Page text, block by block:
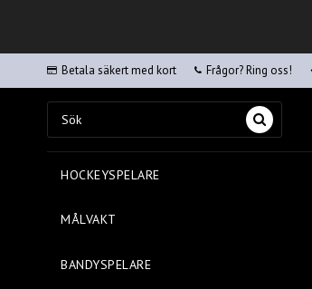
Betala säkert med kort Frågor? Ring oss!
HOCKEYSPELARE
MÅLVAKT
BANDYSPELARE